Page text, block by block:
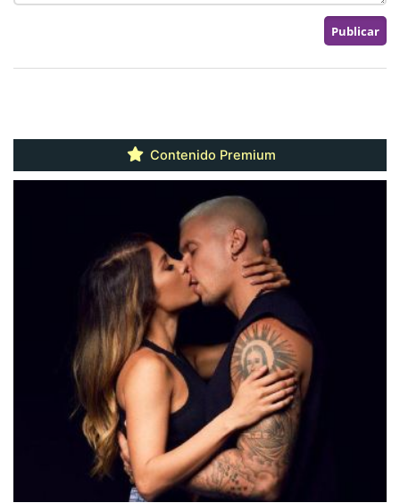
Contenido Premium